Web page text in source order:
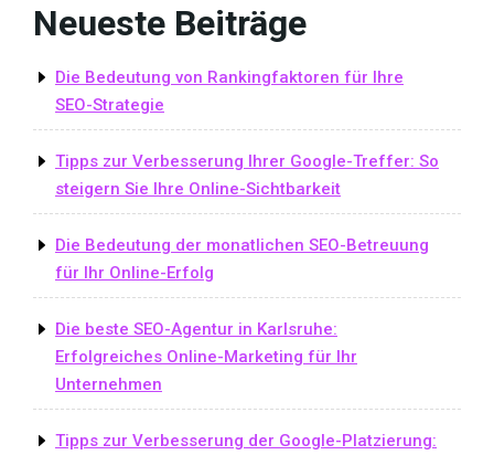
Neueste Beiträge
Die Bedeutung von Rankingfaktoren für Ihre
SEO-Strategie
Tipps zur Verbesserung Ihrer Google-Treffer: So
steigern Sie Ihre Online-Sichtbarkeit
Die Bedeutung der monatlichen SEO-Betreuung
für Ihr Online-Erfolg
Die beste SEO-Agentur in Karlsruhe:
Erfolgreiches Online-Marketing für Ihr
Unternehmen
Tipps zur Verbesserung der Google-Platzierung: